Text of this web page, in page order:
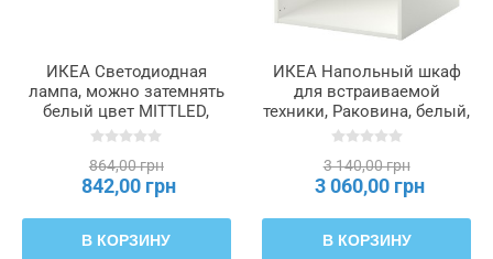
ИКЕА Светодиодная
лампа, можно затемнять
белый цвет MITTLED,
005.286.62
864,00 грн
842,00 грн
В КОРЗИНУ
ИКЕА Напольный шкаф
для встраиваемой
техники, Раковина, белый,
60 x 60 x 80 см METOD
3 140,00 грн
3 060,00 грн
В КОРЗИНУ